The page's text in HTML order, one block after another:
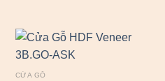
CỬA GỖ